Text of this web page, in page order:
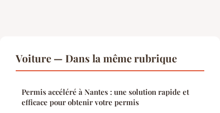
Voiture — Dans la même rubrique
Permis accéléré à Nantes : une solution rapide et
efficace pour obtenir votre permis